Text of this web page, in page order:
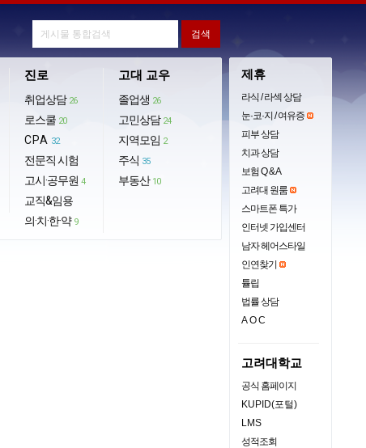
진로
취업상담 26
로스쿨 20
CPA 32
전문직 시험
고시·공무원 4
교직&임용
의·치·한·약 9
고대 교우
졸업생 26
고민상담 24
지역모임 2
주식 35
부동산 10
제휴
라식 / 라섹 상담
눈·코·지 / 여유증
피부 상담
치과 상담
보험 Q & A
고려대 원룸
스마트폰 특가
인터넷 가입센터
남자 헤어스타일
인연찾기
튤립
법률 상담
AOC
고려대학교
공식 홈페이지
KUPID(포털)
LMS
성적조회